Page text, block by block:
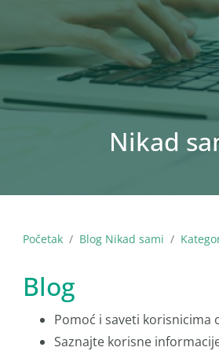
Nikad
Početak Blog Nikad sami
Blog
Pomoć i saveti korisnicima
Saznajte korisne